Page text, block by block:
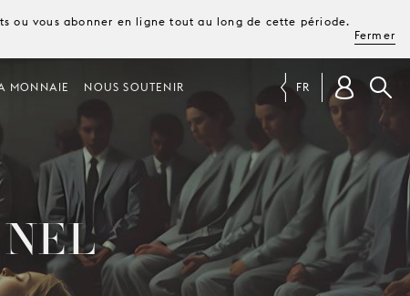
ou vous abonner en ligne tout au long de cette période.
Fermer
MONNAIE NOUS SOUTENIR FR